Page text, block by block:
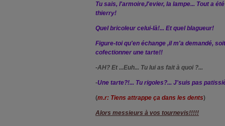
Tu sais, l'armoire,l'evier, la lampe... Tout a
thierry!
Quel bricoleur celui-là!... Et quel blagueur!
Figure-toi qu'en échange ,il m'a demandé,
cofectionner une tarte!!
-AH? Et ...Euh... Tu lui as fait à quoi ?...
-Une tarte?!... Tu rigoles?... J'suis pas
(m.r: Tiens attrappe ça dans les dents)
Alors messieurs à vos tournevis!!!!!